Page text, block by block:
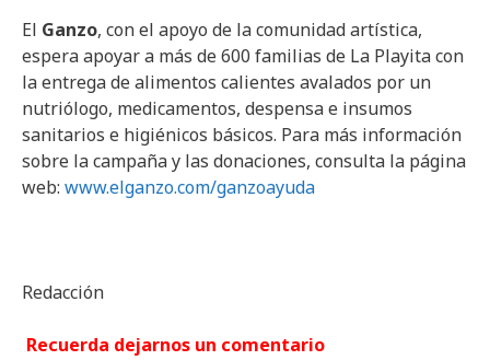
El Ganzo, con el apoyo de la comunidad artística,
espera apoyar a más de 600 familias de La Playita con
la entrega de alimentos calientes avalados por un
nutriólogo, medicamentos, despensa e insumos
sanitarios e higiénicos básicos. Para más información
sobre la campaña y las donaciones, consulta la página
web: www.elganzo.com/ganzoayuda
Redacción
Recuerda dejarnos un comentario